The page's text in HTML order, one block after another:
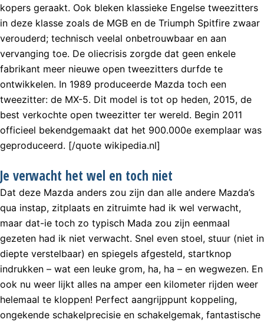
kopers geraakt. Ook bleken klassieke Engelse tweezitters
in deze klasse zoals de MGB en de Triumph Spitfire zwaar
verouderd; technisch veelal onbetrouwbaar en aan
vervanging toe. De oliecrisis zorgde dat geen enkele
fabrikant meer nieuwe open tweezitters durfde te
ontwikkelen. In 1989 produceerde Mazda toch een
tweezitter: de MX-5. Dit model is tot op heden, 2015, de
best verkochte open tweezitter ter wereld. Begin 2011
officieel bekendgemaakt dat het 900.000e exemplaar was
geproduceerd. [/quote wikipedia.nl]
Je verwacht het wel en toch niet
Dat deze Mazda anders zou zijn dan alle andere Mazda’s
qua instap, zitplaats en zitruimte had ik wel verwacht,
maar dat-ie toch zo typisch Mada zou zijn eenmaal
gezeten had ik niet verwacht. Snel even stoel, stuur (niet in
diepte verstelbaar) en spiegels afgesteld, startknop
indrukken – wat een leuke grom, ha, ha – en wegwezen. En
ook nu weer lijkt alles na amper een kilometer rijden weer
helemaal te kloppen! Perfect aangrijppunt koppeling,
ongekende schakelprecisie en schakelgemak, fantastische